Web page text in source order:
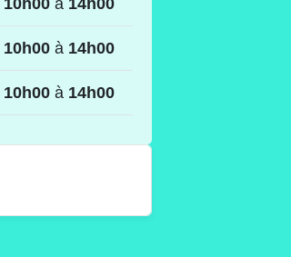
10h00 à 14h00
10h00 à 14h00
10h00 à 14h00